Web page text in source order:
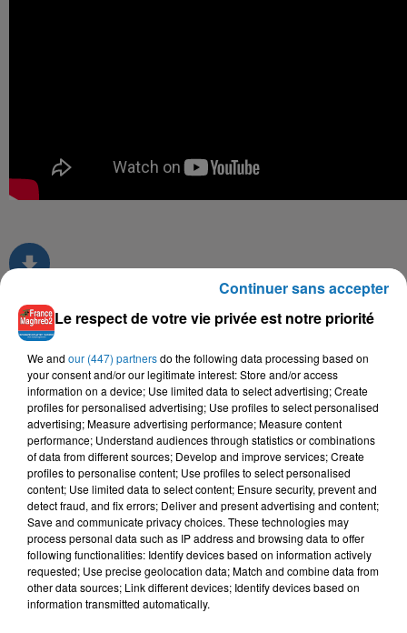
TITRES DIFFUSÉS
9h35
9h35
SAID SENHAJI
Bab El Khmis
9h31
9h31
DJ MOULAY, NOUR EL
HOUDA
Kont Nkhaf Alik
9h28
9h28
VEN1
Nouveau Monde
Le respect de votre vie privée est notre priorité
We and our (447) partnersdo the following data processing based on
your consent and/or our legitimate interest: Store and/or access
information on a device; Use limited data to select advertising; Create
profiles for personalised advertising; Use profiles to select personalised
advertising; Measure advertising performance; Measure content
performance; Understand audiences through statistics or combinations
of data from different sources; Develop and improve services; Create
profiles to personalise content; Use profiles to select personalised
content; Use limited data to select content; Ensure security, prevent and
detect fraud, and fix errors; Deliver and present advertising and content;
Save and communicate privacy choices. These technologies may
process personal data such as IP address and browsing data to offer
following functionalities: Identify devices based on information actively
requested; Use precise geolocation data; Match and combine data from
other data sources; Link different devices; Identify devices based on
information transmitted automatically.
Continuer sans accepter